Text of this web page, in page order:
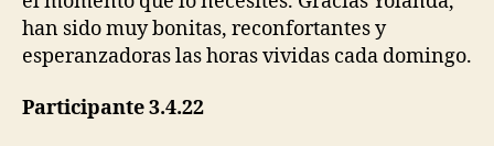
han sido muy bonitas, reconfortantes y
esperanzadoras las horas vividas cada domingo.
Participante 3.4.22